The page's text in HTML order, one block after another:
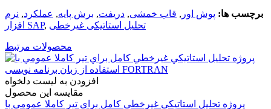
برچسب ها: پوش اور , قاب خمشی, دریفت, برش پایه, عملکرد, نرم
افزار SAP, تحلیل استاتیکی غیرخطی
محصولات مرتبط
افزودن به لیست دلخواه
مقایسه این محصول
پروژه تحليل استاتيکي غيرخطي کامل براي تير کاملا عمومي با